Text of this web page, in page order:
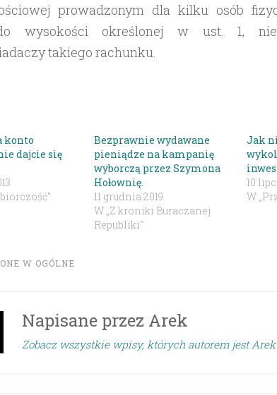
prowadzonym dla kilku osób
wysokości określonej w ust. 1,
takiego rachunku.
konto
dajcie się
Bezprawnie wydawane
pieniądze na kampanię
wyborczą przez Szymona
Hołownię.
11 grudnia 2019
W „Z kroniki Buraczanej
Republiki"
Jak
10
W
W OGÓLNE
Napisane przez Arek
Zobacz wszystkie wpisy, których autorem jest Arek